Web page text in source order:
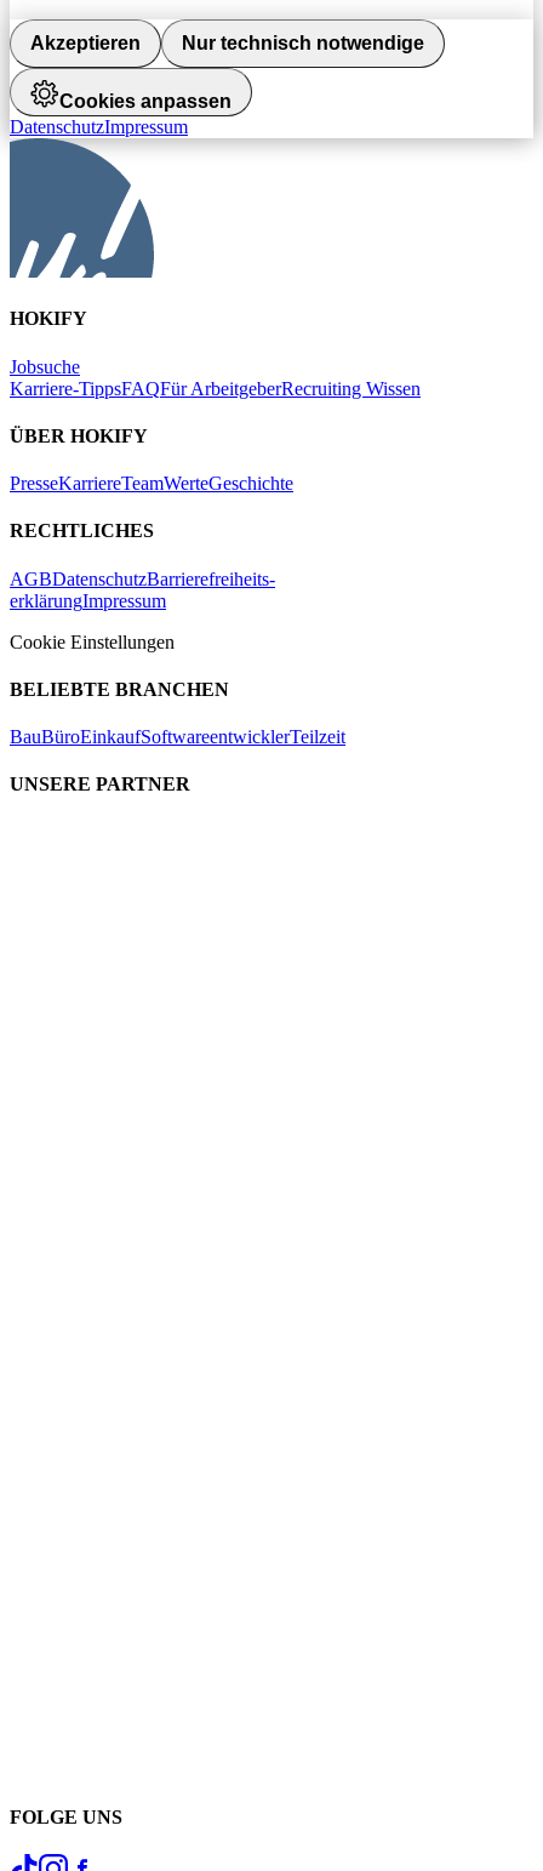
Akzeptieren Nur technisch notwendige
Cookies anpassen
DatenschutzImpressum
HOKIFY
Jobsuche
Karriere-TippsFAQFür ArbeitgeberRecruiting Wissen
ÜBER HOKIFY
PresseKarriereTeamWerteGeschichte
RECHTLICHES
AGBDatenschutzBarrierefreiheits-
erklärungImpressum
Cookie Einstellungen
BELIEBTE BRANCHEN
BauBüroEinkaufSoftwareentwicklerTeilzeit
UNSERE PARTNER
FOLGE UNS